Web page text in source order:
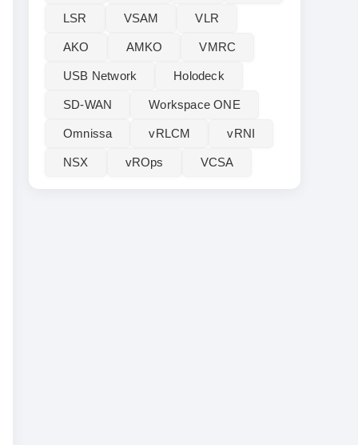
LSR VSAM VLR
AKO AMKO VMRC
USB Network Holodeck
SD-WAN Workspace ONE
Omnissa vRLCM vRNI
NSX vROps VCSA